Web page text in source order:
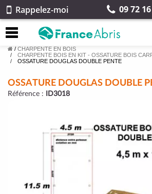
Rappelez-moi 09 72
/ CHARPENTE EN BOIS
CHARPENTE BOIS EN KIT - OSSATURE BOIS
OSSATURE DOUGLAS DOUBLE PENTE
OSSATURE DOUGLAS DOUBLE
Référence : ID3018